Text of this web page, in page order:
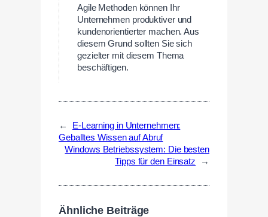
Agile Methoden können Ihr
Unternehmen produktiver und
kundenorientierter machen. Aus
diesem Grund sollten Sie sich
gezielter mit diesem Thema
beschäftigen.
←
E-Learning in Unternehmen:
Geballtes Wissen auf Abruf
Windows Betriebssystem: Die besten
Tipps für den Einsatz
→
Ähnliche Beiträge